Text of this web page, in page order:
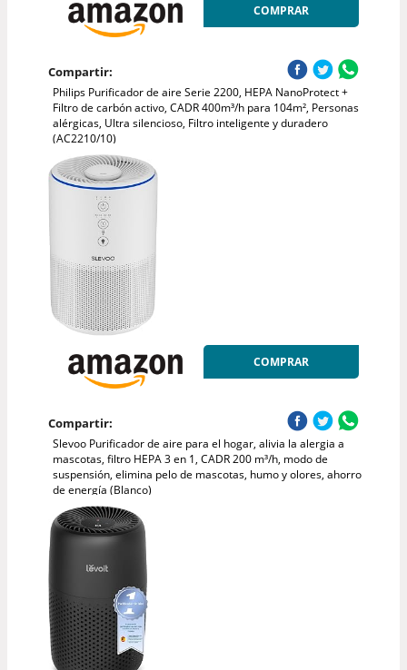
COMPRAR
Compartir:
Philips Purificador de aire Serie 2200, HEPA NanoProtect +
Filtro de carbón activo, CADR 400m³/h para 104m², Personas
alérgicas, Ultra silencioso, Filtro inteligente y duradero
(AC2210/10)
COMPRAR
Compartir:
Slevoo Purificador de aire para el hogar, alivia la alergia a
mascotas, filtro HEPA 3 en 1, CADR 200 m³/h, modo de
suspensión, elimina pelo de mascotas, humo y olores, ahorro
de energía (Blanco)